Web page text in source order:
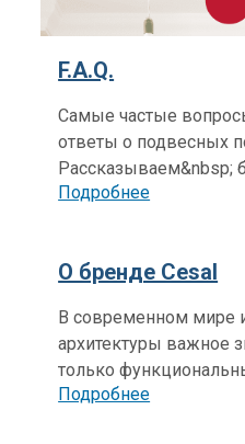
F.A.Q.
Самые частые
ответы о подвесных
Рассказываем&nbsp;
языком.
Подробнее
О бренде Cesal
В современном мире
архитектуры важное
только
аспекты, которые
Подробнее